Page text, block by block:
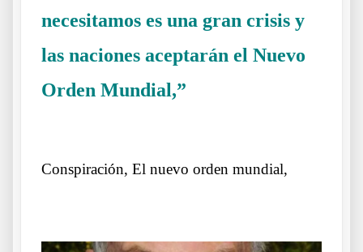
necesitamos es una gran crisis y
las naciones aceptarán el Nuevo
Orden Mundial,”
Conspiración, El nuevo orden mundial,